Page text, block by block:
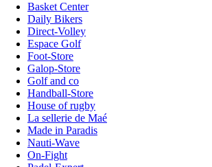
Basket Center
Daily Bikers
Direct-Volley
Espace Golf
Foot-Store
Galop-Store
Golf and co
Handball-Store
House of rugby
La sellerie de Maé
Made in Paradis
Nauti-Wave
On-Fight